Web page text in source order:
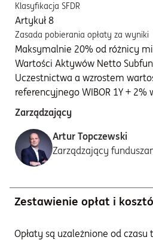
Klasyfikacja SFDR
Artykuł 8
Zasada pobierania opłaty za wyniki
Maksymalnie 20% od różnicy
Wartości Aktywów Netto
Uczestnictwa a wzrostem
referencyjnego WIBOR 1Y + 2%
Zarządzający
Artur Topczewski
Zarządzający
Zestawienie opłat i
Opłaty są uzależnione od